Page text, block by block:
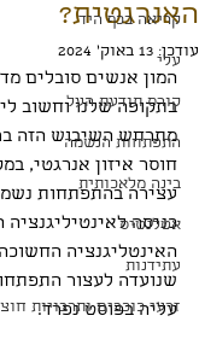
קריאה בכף היד
עלי
קורס תודעת העל
התפתחות הנשמה
בינה מלאכותית
אטלנטיס
עתידנות
זרעי כוכבים ותרבויות
האנרגטית?
עודכן: 13 באוק׳ 2024
המון אנשים סובלים
בתקופה שלנו וחשוב
מתרחש השיבוש הזה
חוסר איזון אנרגטי,
עצירה בהתפתחות
כניסה
האינטליגנציה
שנועדה לעצור
עליה בפוסט נפרד.